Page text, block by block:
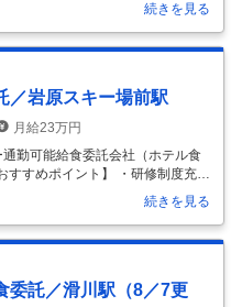
ど多彩な教育の機会を通じて、
ます。 ・当社で働くスタッフは
すい環境だからこそ、育児をして
さまざまな配属先があるため、施
身に着けることができます。 ＜
続きを見る
／岩原スキー場前駅
月給23万円
勤可能給食委託会社（ホテル食
すすめポイント】 ・研修制度充実
ど多彩な教育の機会を通じて、
ます。 ・当社で働くスタッフは
すい環境だからこそ、育児をして
まざまな配属先があるため、施
身に着けることができます。 ＜
続きを見る
委託／滑川駅（8／7更